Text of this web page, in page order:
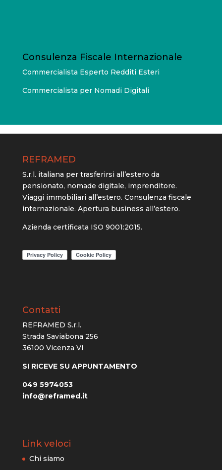
Consulenza Fiscale Internazionale
Commercialista Esperto Redditi Esteri
Commercialista per Nomadi Digitali
REFRAMED
S.r.l. italiana per trasferirsi all’estero da
pensionato, nomade digitale, imprenditore.
Viaggi immobiliari all’estero. Consulenza fiscale
internazionale. Apertura business all’estero.
Azienda certificata ISO 9001:2015.
Contatti
REFRAMED S.r.l.
Strada Saviabona 256
36100 Vicenza VI
SI RICEVE SU APPUNTAMENTO
049 5974053
info@reframed.it
Link veloci
Chi siamo